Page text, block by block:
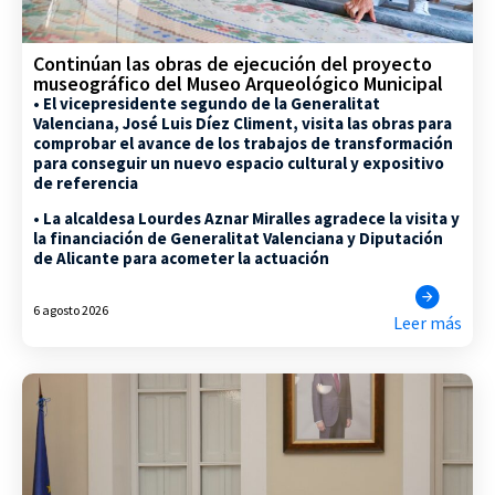
Continúan las obras de ejecución del proyecto
museográfico del Museo Arqueológico Municipal
• El vicepresidente segundo de la Generalitat
Valenciana, José Luis Díez Climent, visita las obras para
comprobar el avance de los trabajos de transformación
para conseguir un nuevo espacio cultural y expositivo
de referencia
• La alcaldesa Lourdes Aznar Miralles agradece la visita y
la financiación de Generalitat Valenciana y Diputación
de Alicante para acometer la actuación
6 agosto 2026
Leer más